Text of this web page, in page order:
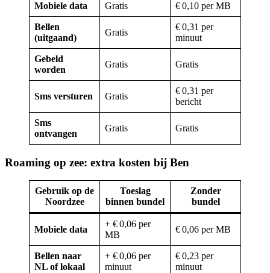
Mobiele data Gratis € 0,10 per MB
Bellen
(uitgaand)
Gratis
€ 0,31 per
minuut
Gebeld
worden
Gratis Gratis
Sms versturen Gratis
€ 0,31 per
bericht
Sms
ontvangen
Gratis Gratis
Roaming op zee: extra kosten bij Ben
Gebruik op de
Noordzee
Toeslag
binnen bundel
Zonder
bundel
Mobiele data
+ € 0,06 per
MB
€ 0,06 per MB
Bellen naar
NL of lokaal
+ € 0,06 per
minuut
€ 0,23 per
minuut